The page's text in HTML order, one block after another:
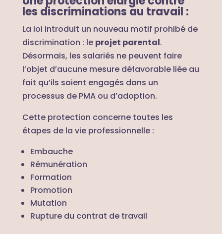
les discriminations au travail :
La loi introduit un nouveau motif prohibé de
discrimination : le projet parental.
Désormais, les salariés ne peuvent faire
l’objet d’aucune mesure défavorable liée au
fait qu’ils soient engagés dans un
processus de PMA ou d’adoption.
Cette protection concerne toutes les
étapes de la vie professionnelle :
Embauche
Rémunération
Formation
Promotion
Mutation
Rupture du contrat de travail